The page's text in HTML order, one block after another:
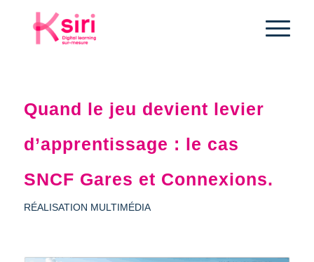
Quand le jeu devient levier
d’apprentissage : le cas
SNCF Gares et Connexions.
RÉALISATION MULTIMÉDIA